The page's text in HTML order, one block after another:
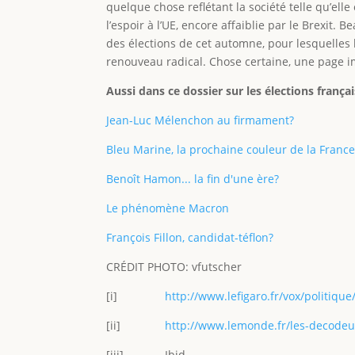
quelque chose reflétant la société telle
l’espoir à l’UE, encore affaiblie par le Brexit.
des élections de cet automne, pour
renouveau radical. Chose certaine, une page
Aussi dans ce dossier sur les élections
Jean-Luc Mélenchon au firmament?
Bleu Marine, la prochaine couleur de la
Benoît Hamon... la fin d'une ère?
Le phénomène Macron
François Fillon, candidat-téflon?
CRÉDIT PHOTO: vfutscher
[i] http://www.lefigaro.fr/vox/politique/
[ii] http://www.lemonde.fr/les-